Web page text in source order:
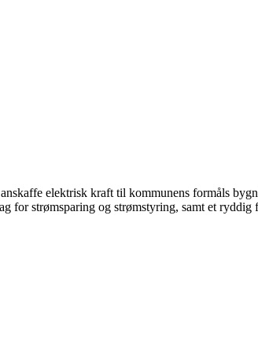
elektrisk kraft til kommunens formåls
for strømsparing og strømstyring, samt et